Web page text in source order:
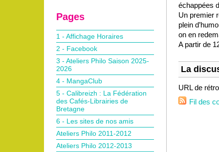
échappées
Un premier
plein
on en
A partir de
La
URL de
Fil des
Pages
1 - Affichage Horaires
2 - Facebook
3 - Ateliers Philo Saison 2025-
2026
4 - MangaClub
5 - Calibreizh : La Fédération
des Cafés-Librairies de
Bretagne
6 - Les sites de nos amis
Ateliers Philo 2011-2012
Ateliers Philo 2012-2013